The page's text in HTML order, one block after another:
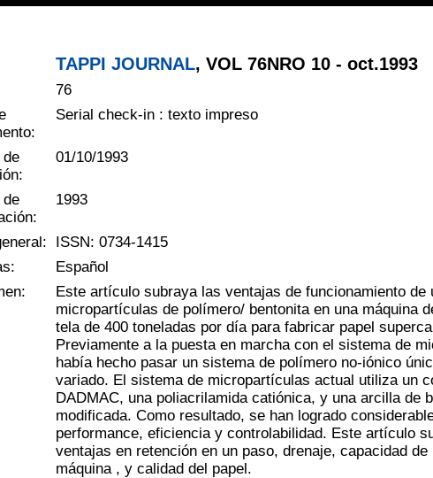
TAPPI JOURNAL, VOL 76NRO 10 - oct.1993
76
Serial check-in : texto impreso
de
01/10/1993
de
1993
ISSN: 0734-1415
Español
Este artículo subraya las ventajas de funcionamiento de
micropartículas de polímero/ bentonita en una máquina
tela de 400 toneladas por día para fabricar papel
Previamente a la puesta en marcha con el sistema de
había hecho pasar un sistema de polímero no-iónico
variado. El sistema de micropartículas actual utiliza un
DADMAC, una poliacrilamida catiónica, y una arcilla de
modificada. Como resultado, se han logrado
performance, eficiencia y controlabilidad. Este artículo
ventajas en retención en un paso, drenaje, capacidad
máquina , y calidad del papel.